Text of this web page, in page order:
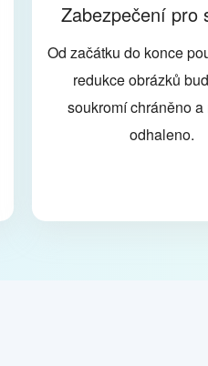
Zabezpečení pro
Od začátku do konce
redukce obrázků
soukromí chráněno
odhaleno.